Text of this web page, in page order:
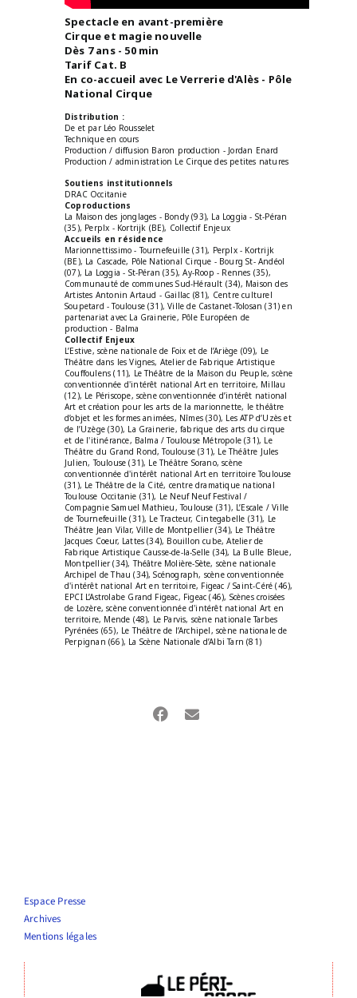
Spectacle en avant-première
Cirque et magie nouvelle
Dès 7 ans - 50 min
Tarif Cat. B
En co-accueil avec Le Verrerie d'Alès - Pôle
National Cirque
Distribution :
De et par Léo Rousselet
Technique en cours
Production / diffusion Baron production - Jordan Enard
Production / administration Le Cirque des petites natures
Soutiens institutionnels
DRAC Occitanie
Coproductions
La Maison des jonglages - Bondy (93), La Loggia - St-Péran
(35), Perplx - Kortrijk (BE), Collectif Enjeux
Accueils en résidence
Marionnettissimo - Tournefeuille (31), Perplx - Kortrijk
(BE), La Cascade, Pôle National Cirque - Bourg St- Andéol
(07), La Loggia - St-Péran (35), Ay-Roop - Rennes (35),
Communauté de communes Sud-Hérault (34), Maison des
Artistes Antonin Artaud - Gaillac (81), Centre culturel
Soupetard - Toulouse (31), Ville de Castanet-Tolosan (31) en
partenariat avec La Grainerie, Pôle Européen de
production - Balma
Collectif Enjeux
L’Estive, scène nationale de Foix et de l’Ariège (09), Le
Théâtre dans les Vignes, Atelier de Fabrique Artistique
Couffoulens (11), Le Théâtre de la Maison du Peuple, scène
conventionnée d'intérêt national Art en territoire, Millau
(12), Le Périscope, scène conventionnée d’intérêt national
Art et création pour les arts de la marionnette, le théâtre
d’objet et les formes animées, Nîmes (30), Les ATP d’Uzès et
de l’Uzège (30), La Grainerie, fabrique des arts du cirque
et de l'itinérance, Balma / Toulouse Métropole (31), Le
Théâtre du Grand Rond, Toulouse (31), Le Théâtre Jules
Julien, Toulouse (31), Le Théâtre Sorano, scène
conventionnée d'intérêt national Art en territoire Toulouse
(31), Le Théâtre de la Cité, centre dramatique national
Toulouse Occitanie (31), Le Neuf Neuf Festival /
Compagnie Samuel Mathieu, Toulouse (31), L’Escale / Ville
de Tournefeuille (31), Le Tracteur, Cintegabelle (31), Le
Théâtre Jean Vilar, Ville de Montpellier (34), Le Théâtre
Jacques Coeur, Lattes (34), Bouillon cube, Atelier de
Fabrique Artistique Causse-de-la-Selle (34), La Bulle Bleue,
Montpellier (34), Théâtre Molière-Sète, scène nationale
Archipel de Thau (34), Scénograph, scène conventionnée
d'intérêt national Art en territoire, Figeac / Saint-Céré (46),
EPCI L’Astrolabe Grand Figeac, Figeac (46), Scènes croisées
de Lozère, scène conventionnée d'intérêt national Art en
territoire, Mende (48), Le Parvis, scène nationale Tarbes
Pyrénées (65), Le Théâtre de l’Archipel, scène nationale de
Perpignan (66), La Scène Nationale d’Albi Tarn (81)
Espace Presse
Archives
Mentions légales